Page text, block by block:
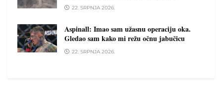
22. SRPNJA 2026.
Aspinall: Imao sam užasnu operaciju oka.
Gledao sam kako mi režu očnu jabučicu
22. SRPNJA 2026.